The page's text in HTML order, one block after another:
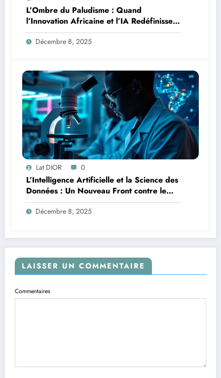
L’Ombre du Paludisme : Quand
l’Innovation Africaine et l’IA Redéfinissent
la Lutte
Décembre 8, 2025
Lat DIOR 0
L’Intelligence Artificielle et la Science des
Données : Un Nouveau Front contre le
Paludisme en Afrique
Décembre 8, 2025
LAISSER UN COMMENTAIRE
Commentaires